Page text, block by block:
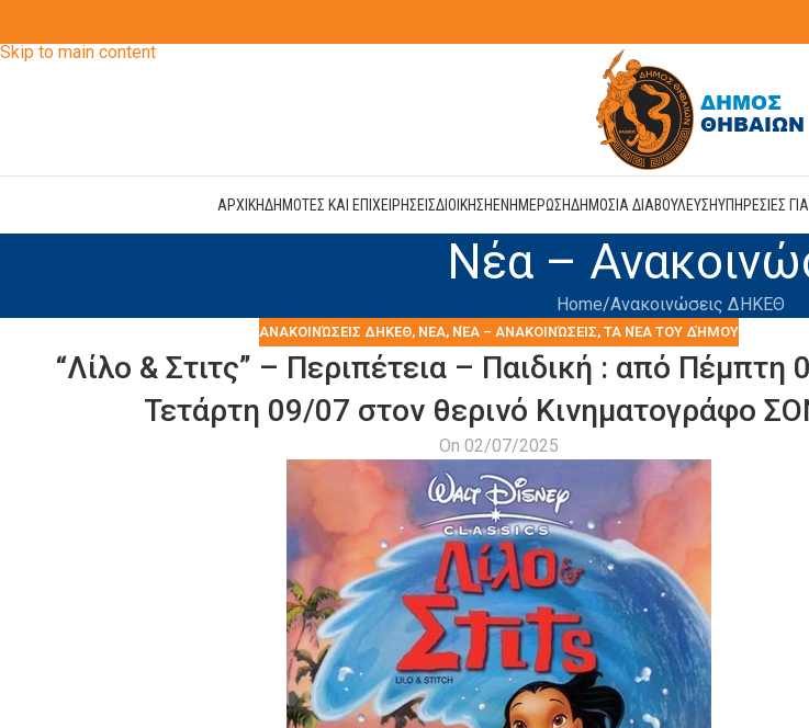
Skip to main content
ΑΡΧΙΚΗΔΗΜΟΤΕΣ ΚΑΙ ΕΠΙΧΕΙΡΗΣΕΙΣΔΙΟΙΚΗΣΗΕΝΗΜΕΡΩΣΗΔΗΜΟΣΙΑ ΔΙΑΒΟΥΛΕΥΣΗΥΠΗΡΕΣΙΕΣ
Νέα –
Home Ανακοινώσεις ΔΗΚΕΘ
ΑΝΑΚΟΙΝΏΣΕΙΣ ΔΗΚΕΘ, ΝΕΑ, ΝΈΑ – ΑΝΑΚΟΙΝΏΣΕΙΣ, ΤΑ ΝΈΑ ΤΟΥ ΔΉΜΟΥ
“Λίλο & Στιτς” – Περιπέτεια – Παιδική : από
Τετάρτη 09/07 στον θερινό Κινηματογράφο
On 02/07/2025